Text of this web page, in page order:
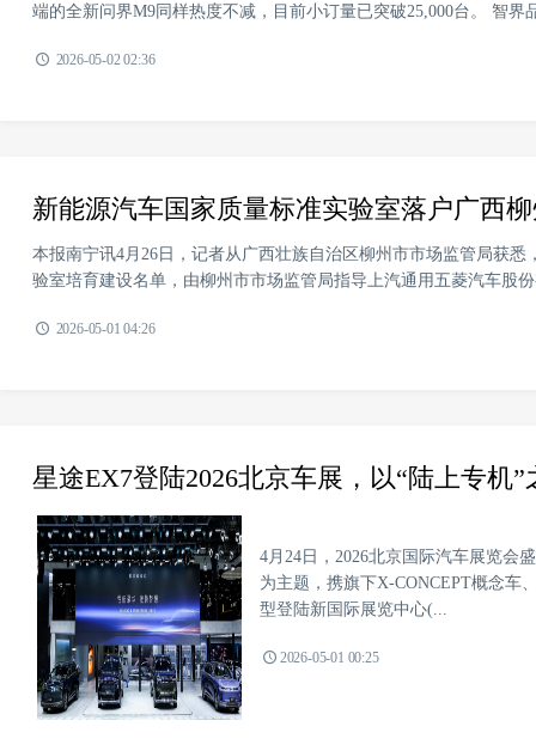
端的全新问界M9同样热度不减，目前小订量已突破25,000台。 智界
2026-05-02 02:36
新能源汽车国家质量标准实验室落户广西
本报南宁讯4月26日，记者从广西壮族自治区柳州市市场监管局获
验室培育建设名单，由柳州市市场监管局指导上汽通用五菱汽车股
2026-05-01 04:26
星途EX7登陆2026北京车展，以“陆上专机”
4月24日，2026北京国际汽车展览会
为主题，携旗下X-CONCEPT概念车
型登陆新国际展览中心(...
2026-05-01 00:25